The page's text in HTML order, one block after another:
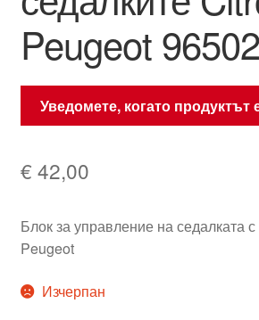
Peugeot
Уведомете, когато продуктът
€ 42,00
Блок за управление на седалката
Peugeot
Изчерпан